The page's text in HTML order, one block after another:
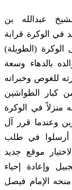
عبدالله بن
في الوكرة قرابة
جبل الوكرة (الطويلة)
تميز كوالده بالدهاء وسعة
للغوص وخبراته
كبار الطواشين
منزلاً في الوكرة
وعندما قرر آل
أرسلوا في طلب
موقع جديد
وإعادة إحياء
الإمام فيصل